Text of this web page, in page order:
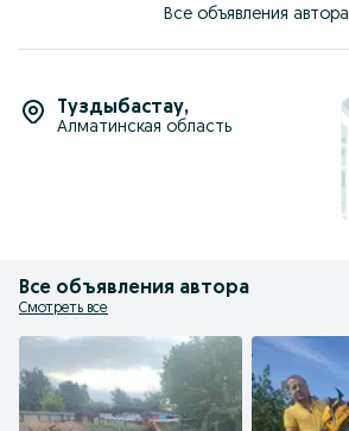
Все объявления автора
Туздыбастау,
Алматинская область
Все объявления автора
Смотреть все